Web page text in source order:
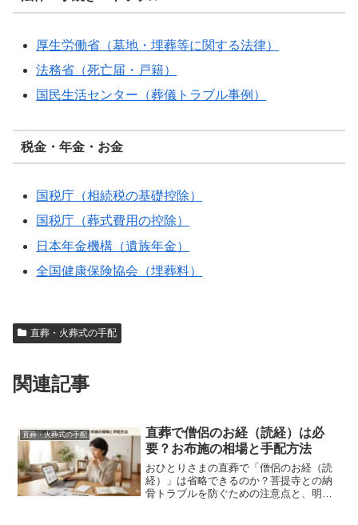
厚生労働省（墓地・埋葬等に関する法律）
法務省（死亡届・戸籍）
国民生活センター（葬儀トラブル事例）
税金・年金・お金
国税庁（相続税の基礎控除）
国税庁（葬式費用の控除）
日本年金機構（遺族年金）
全国健康保険協会（埋葬料）
直葬・火葬式の手配
関連記事
直葬・火葬式の手配
直葬で僧侶のお経（読経）は必
要？お布施の相場と手配方法
おひとりさまの直葬で「僧侶のお経（読
経）」は省略できるのか？菩提寺との納
骨トラブルを防ぐための注意点と、明朗